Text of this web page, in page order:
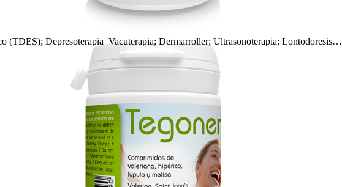
(TDES); Depresoterapia Vacuterapia; Dermarroller; Ultrasonoterapia; Lontodoresis…